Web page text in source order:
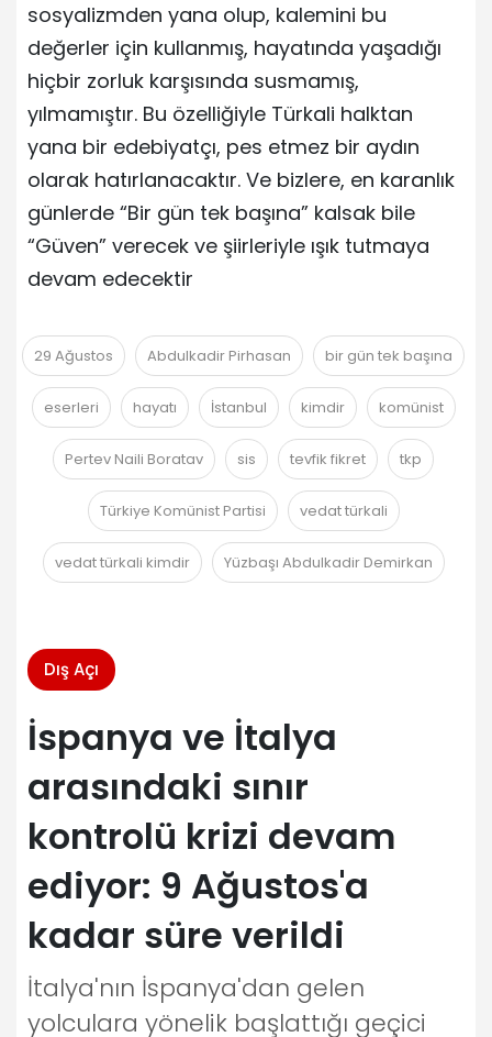
sosyalizmden yana olup, kalemini bu
değerler için kullanmış, hayatında yaşadığı
hiçbir zorluk karşısında susmamış,
yılmamıştır. Bu özelliğiyle Türkali halktan
yana bir edebiyatçı, pes etmez bir aydın
olarak hatırlanacaktır. Ve bizlere, en karanlık
günlerde “Bir gün tek başına” kalsak bile
“Güven” verecek ve şiirleriyle ışık tutmaya
devam edecektir
29 Ağustos Abdulkadir Pirhasan bir gün tek başına
eserleri hayatı İstanbul kimdir komünist
Pertev Naili Boratav sis tevfik fikret tkp
Türkiye Komünist Partisi vedat türkali
vedat türkali kimdir Yüzbaşı Abdulkadir Demirkan
Dış Açı
İspanya ve İtalya
arasındaki sınır
kontrolü krizi devam
ediyor: 9 Ağustos'a
kadar süre verildi
İtalya'nın İspanya'dan gelen
yolculara yönelik başlattığı geçici